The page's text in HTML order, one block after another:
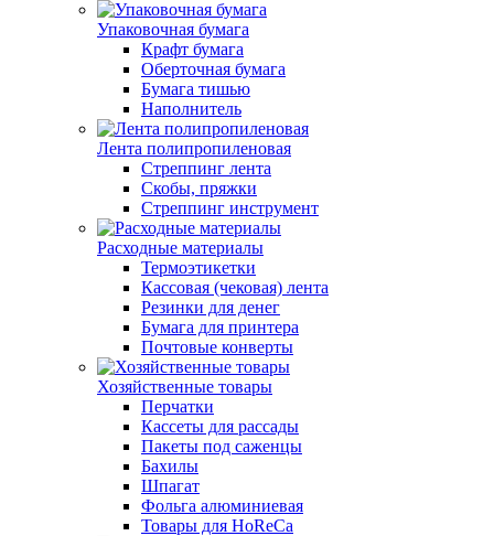
Упаковочная бумага
Крафт бумага
Оберточная бумага
Бумага тишью
Наполнитель
Лента полипропиленовая
Стреппинг лента
Скобы, пряжки
Стреппинг инструмент
Расходные материалы
Термоэтикетки
Кассовая (чековая) лента
Резинки для денег
Бумага для принтера
Почтовые конверты
Хозяйственные товары
Перчатки
Кассеты для рассады
Пакеты под саженцы
Бахилы
Шпагат
Фольга алюминиевая
Товары для HoReCa